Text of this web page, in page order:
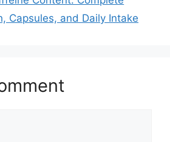
Capsules, and Daily Intake